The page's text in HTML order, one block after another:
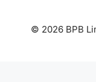
© 2026 BPB